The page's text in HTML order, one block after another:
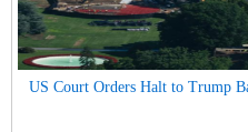
US Court Orders Halt to Trump